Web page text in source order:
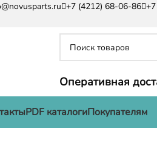
+7 (4212) 68-06-86
Оперативная
PDF каталогиПокупателям